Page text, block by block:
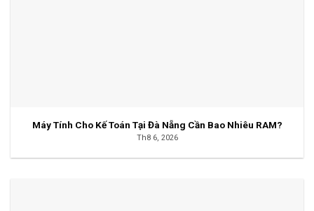
Máy Tính Cho Kế Toán Tại Đà Nẵng Cần Bao Nhiêu RAM?
Th8 6, 2026